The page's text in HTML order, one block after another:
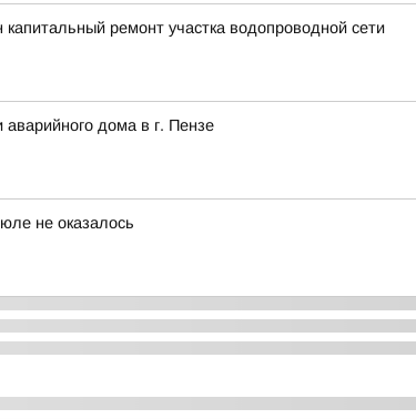
ремонт участка водопроводной сети
дома в г. Пензе
не оказалось